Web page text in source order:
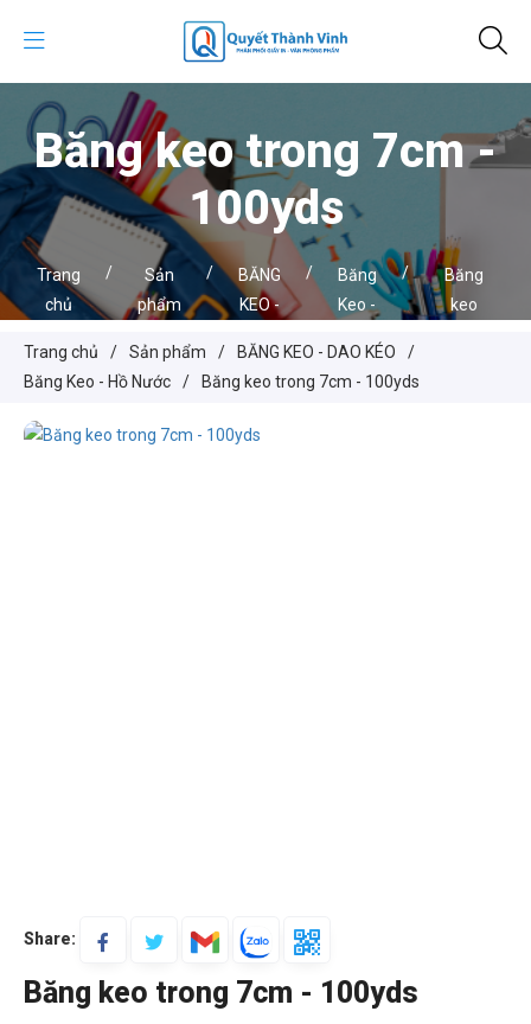
Băng keo trong 7cm -
100yds
Trang
chủ
/
Sản
phẩm
/
BĂNG
KEO -
KÉO
/
Băng
Keo -
Nước
/
Băng
keo
Trang chủ / Sản phẩm / BĂNG KEO - DAO KÉO
/
Băng Keo - Hồ Nước
/ Băng keo trong 7cm - 100yds
Share:
Băng keo trong 7cm - 100yds